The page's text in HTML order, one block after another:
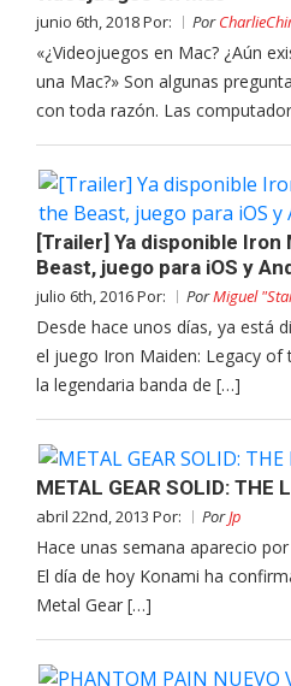
junio 6th, 2018 Por: Por
«¿Videojuegos en Mac? ¿Aún
una Mac?» Son algunas
con toda razón. Las
[Trailer] Ya disponible
Beast, juego para iOS y
julio 6th, 2016 Por: PorMiguel
Desde hace unos días, ya está
el juego Iron Maiden: Legacy
la legendaria banda de […]
METAL GEAR SOLID: THE
abril 22nd, 2013 Por: PorJp
Hace unas semana aparecio
El día de hoy Konami ha
Metal Gear […]